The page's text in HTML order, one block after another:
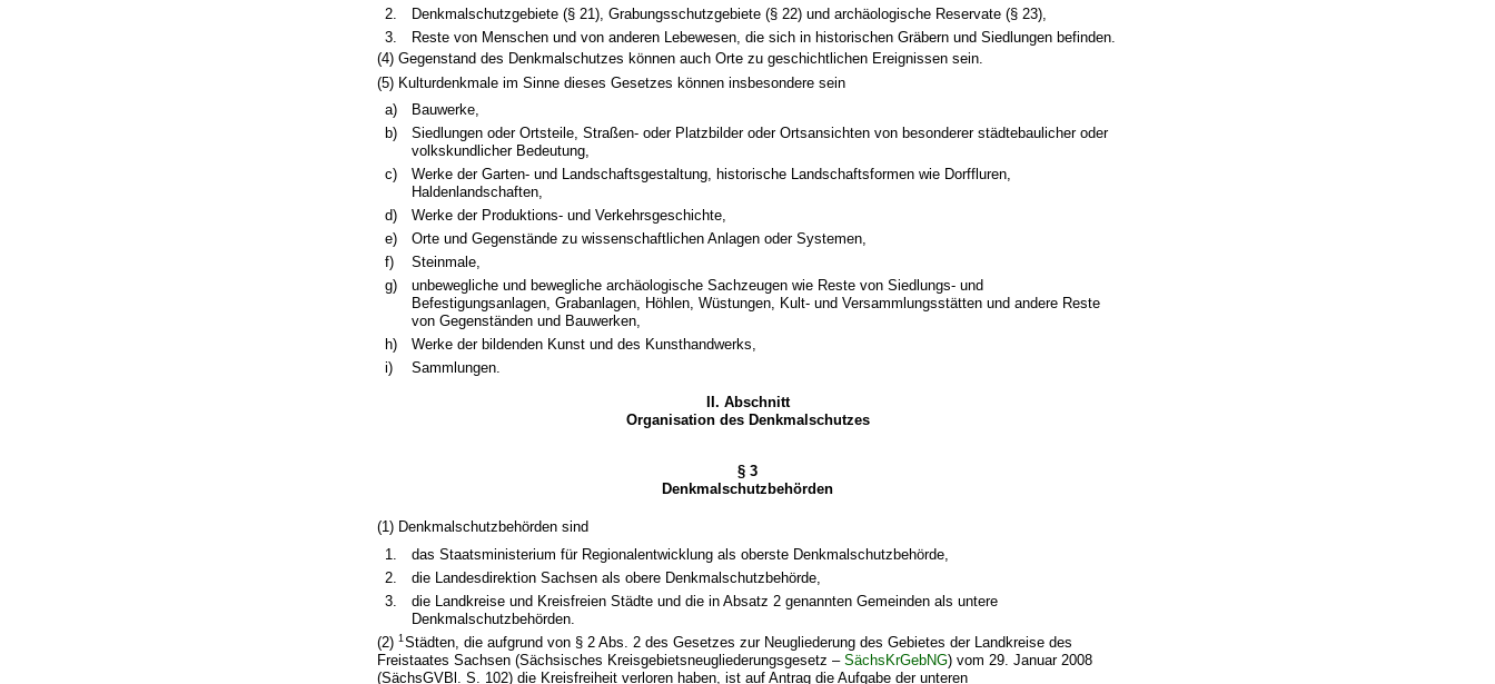
2.
Denkmalschutzgebiete (§ 21), Grabungsschutzgebiete (§ 22) und archäologische Reservate (§ 23),
3.
Reste von Menschen und von anderen Lebewesen, die sich in historischen Gräbern und Siedlungen befinden.
(4) Gegenstand des Denkmalschutzes können auch Orte zu geschichtlichen Ereignissen sein.
(5) Kulturdenkmale im Sinne dieses Gesetzes können insbesondere sein
a)
Bauwerke,
b)
Siedlungen oder Ortsteile, Straßen- oder Platzbilder oder Ortsansichten von besonderer städtebaulicher oder
volkskundlicher Bedeutung,
c)
Werke der Garten- und Landschaftsgestaltung, historische Landschaftsformen wie Dorffluren,
Haldenlandschaften,
d)
Werke der Produktions- und Verkehrsgeschichte,
e)
Orte und Gegenstände zu wissenschaftlichen Anlagen oder Systemen,
f)
Steinmale,
g)
unbewegliche und bewegliche archäologische Sachzeugen wie Reste von Siedlungs- und
Befestigungsanlagen, Grabanlagen, Höhlen, Wüstungen, Kult- und Versammlungsstätten und andere Reste
von Gegenständen und Bauwerken,
h)
Werke der bildenden Kunst und des Kunsthandwerks,
i)
Sammlungen.
II. Abschnitt
Organisation des Denkmalschutzes
§ 3
Denkmalschutzbehörden
(1) Denkmalschutzbehörden sind
1.
das Staatsministerium für Regionalentwicklung als oberste Denkmalschutzbehörde,
2.
die Landesdirektion Sachsen als obere Denkmalschutzbehörde,
3.
die Landkreise und Kreisfreien Städte und die in Absatz 2 genannten Gemeinden als untere
Denkmalschutzbehörden.
(2)1 Städten, die aufgrund von § 2 Abs. 2 des Gesetzes zur Neugliederung des Gebietes der Landkreise des
Freistaates Sachsen (Sächsisches Kreisgebietsneugliederungsgesetz –SächsKrGebNG) vom 29. Januar 2008
(SächsGVBl. S. 102) die Kreisfreiheit verloren haben, ist auf Antrag die Aufgabe der unteren